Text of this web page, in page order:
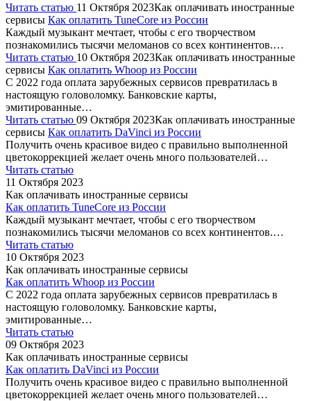
Читать статью 11 Октября 2023Как оплачивать иностранные
сервисы Как оплатить TuneCore из России
Каждый музыкант мечтает, чтобы с его творчеством
познакомились тысячи меломанов со всех континентов.…
Читать статью 10 Октября 2023Как оплачивать иностранные
сервисы Как оплатить Whoop из России
С 2022 года оплата зарубежных сервисов превратилась в
настоящую головоломку. Банковские карты,
эмитированные…
Читать статью 09 Октября 2023Как оплачивать иностранные
сервисы Как оплатить DaVinci из России
Получить очень красивое видео с правильно выполненной
цветокоррекцией желает очень много пользователей…
Читать статью
11 Октября 2023
Как оплачивать иностранные сервисы
Как оплатить TuneCore из России
Каждый музыкант мечтает, чтобы с его творчеством
познакомились тысячи меломанов со всех континентов.…
Читать статью
10 Октября 2023
Как оплачивать иностранные сервисы
Как оплатить Whoop из России
С 2022 года оплата зарубежных сервисов превратилась в
настоящую головоломку. Банковские карты,
эмитированные…
Читать статью
09 Октября 2023
Как оплачивать иностранные сервисы
Как оплатить DaVinci из России
Получить очень красивое видео с правильно выполненной
цветокоррекцией желает очень много пользователей…